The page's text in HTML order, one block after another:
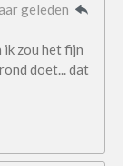
geleden
ik zou het fijn
doet... dat